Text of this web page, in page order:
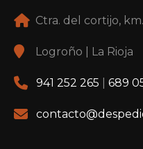
Ctra. del cortijo,
Logroño | La Rioja
941 252 265 689